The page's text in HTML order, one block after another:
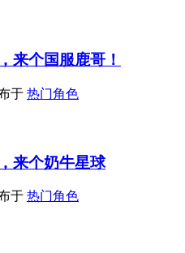
来个国服鹿哥！
于 热门角色
来个奶牛星球
于 热门角色